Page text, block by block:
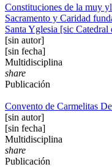
Constituciones de la muy
Sacramento y Caridad
Santa Yglesia [sic
[sin autor]
[sin fecha]
Multidisciplina
share
Publicación
Convento de Carmelitas
[sin autor]
[sin fecha]
Multidisciplina
share
Publicación